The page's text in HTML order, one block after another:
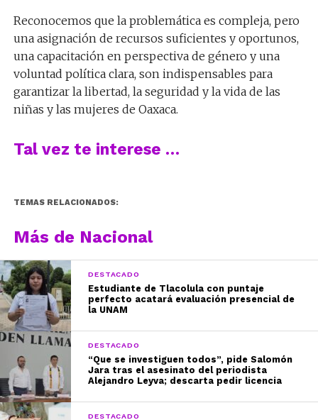
Reconocemos que la problemática es compleja, pero
una asignación de recursos suficientes y oportunos,
una capacitación en perspectiva de género y una
voluntad política clara, son indispensables para
garantizar la libertad, la seguridad y la vida de las
niñas y las mujeres de Oaxaca.
Tal vez te interese …
TEMAS RELACIONADOS:
Más de Nacional
DESTACADO
Estudiante de Tlacolula con puntaje
perfecto acatará evaluación presencial de
la UNAM
DESTACADO
“Que se investiguen todos”, pide Salomón
Jara tras el asesinato del periodista
Alejandro Leyva; descarta pedir licencia
DESTACADO